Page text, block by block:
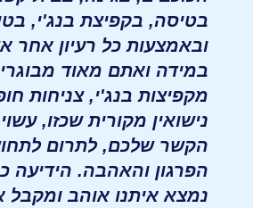
בטיסה, בקפיצת בנג'י,
ובאמצעות כל רעיון אחר
במידה ואתם מאוד
מקפיצות בנג'י, צניחות
נישואין מקורית שכזו,
הקשר שלכם, לתרום
הפרגון והאהבה. הידיעה
נמצא איתנו אוהב ומקבל